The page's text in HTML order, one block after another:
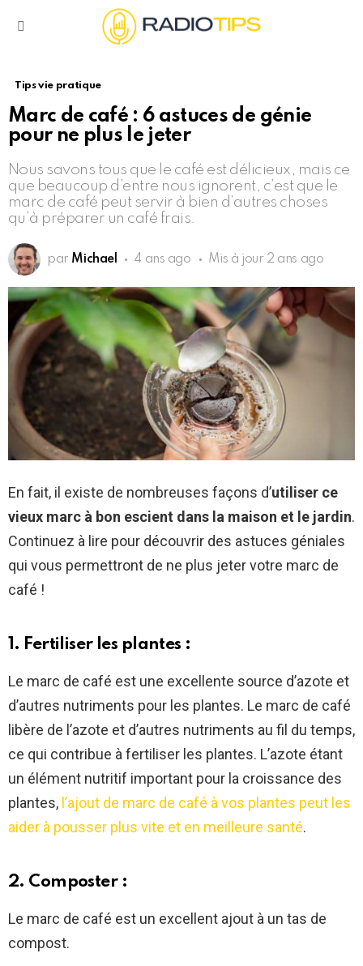
Tips vie pratique
Marc de café : 6 astuces de génie
pour ne plus le jeter
Nous savons tous que le café est délicieux, mais ce
que beaucoup d’entre nous ignorent, c’est que le
marc de café peut servir à bien d’autres choses
qu’à préparer un café frais.
par Michael 4 ans ago Mis à jour 2 ans ago
En fait, il existe de nombreuses façons d’utiliser ce
vieux marc à bon escient dans la maison et le jardin.
Continuez à lire pour découvrir des astuces géniales
qui vous permettront de ne plus jeter votre marc de
café !
1. Fertiliser les plantes :
Le marc de café est une excellente source d’azote et
d’autres nutriments pour les plantes. Le marc de café
libère de l’azote et d’autres nutriments au fil du temps,
ce qui contribue à fertiliser les plantes. L’azote étant
un élément nutritif important pour la croissance des
plantes, l’ajout de marc de café à vos plantes peut les
aider à pousser plus vite et en meilleure santé.
2. Composter :
Le marc de café est un excellent ajout à un tas de
compost.